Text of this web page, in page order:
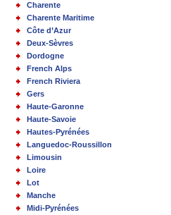
Charente
Charente Maritime
Côte d’Azur
Deux-Sèvres
Dordogne
French Alps
French Riviera
Gers
Haute-Garonne
Haute-Savoie
Hautes-Pyrénées
Languedoc-Roussillon
Limousin
Loire
Lot
Manche
Midi-Pyrénées